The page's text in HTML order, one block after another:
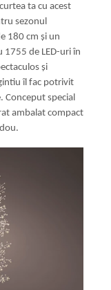
ta cu acest
sezonul
180 cm și un
1755 de LED-uri în
și
îl fac potrivit
special
ambalat compact